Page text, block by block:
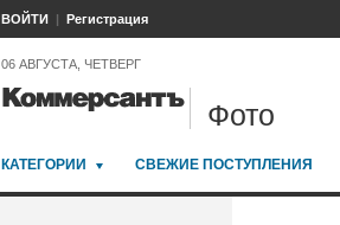
ВОЙТИ Регистрация
06 АВГУСТА, ЧЕТВЕРГ
Фото
КАТЕГОРИИ СВЕЖИЕ ПОСТУПЛЕНИЯ